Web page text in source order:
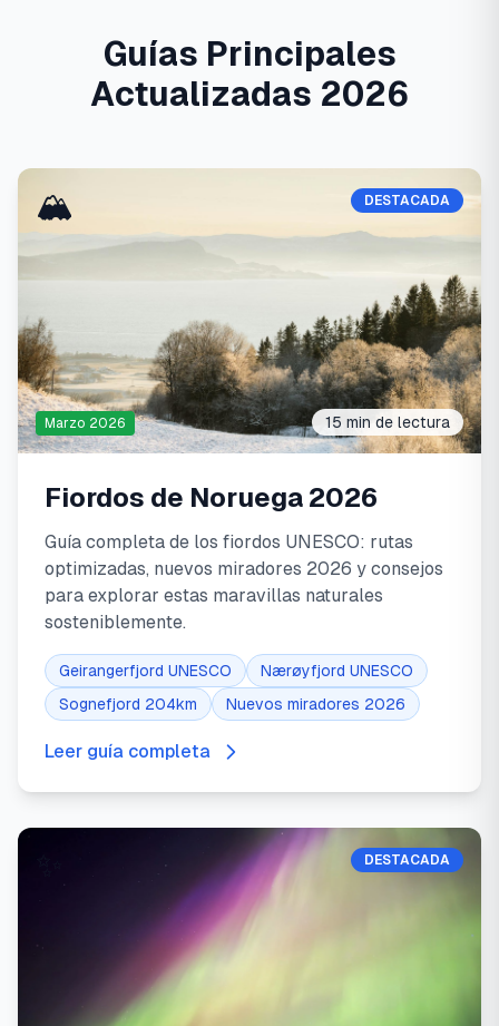
Guías Principales
Actualizadas 2026
🏔️ DESTACADA
15 min de lectura
Marzo 2026
Fiordos de Noruega 2026
Guía completa de los fiordos UNESCO: rutas
optimizadas, nuevos miradores 2026 y consejos
para explorar estas maravillas naturales
sosteniblemente.
Geirangerfjord UNESCO
Nærøyfjord UNESCO
Sognefjord 204km
Nuevos miradores 2026
Leer guía completa
DESTACADA